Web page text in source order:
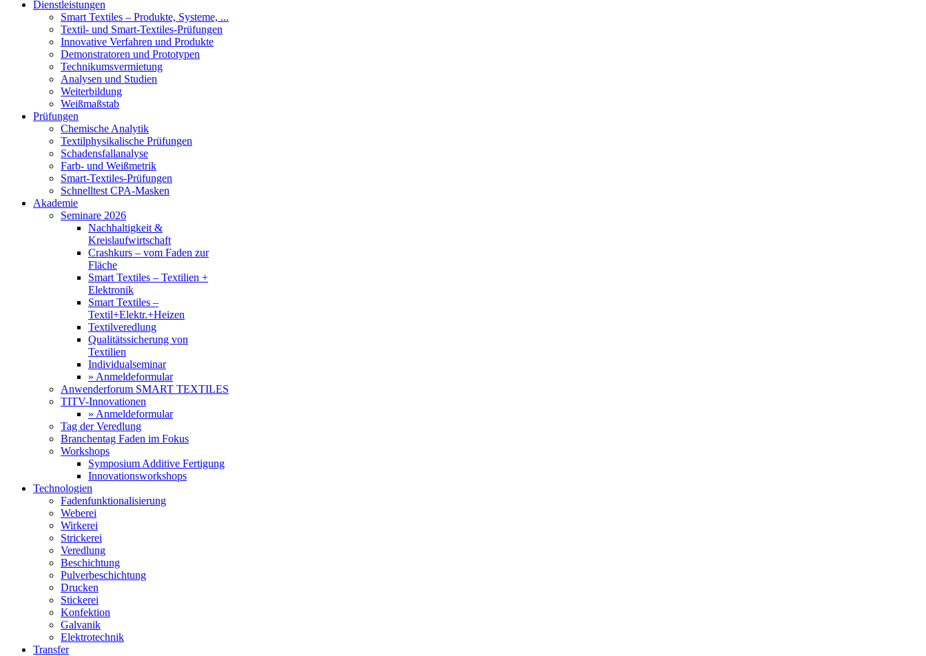
Dienstleistungen
Smart Textiles – Produkte, Systeme, ...
Textil- und Smart-Textiles-Prüfungen
Innovative Verfahren und Produkte
Demonstratoren und Prototypen
Technikumsvermietung
Analysen und Studien
Weiterbildung
Weißmaßstab
Prüfungen
Chemische Analytik
Textilphysikalische Prüfungen
Schadensfallanalyse
Farb- und Weißmetrik
Smart-Textiles-Prüfungen
Schnelltest CPA-Masken
Akademie
Seminare 2026
Nachhaltigkeit &
Kreislaufwirtschaft
Crashkurs – vom Faden zur
Fläche
Smart Textiles – Textilien +
Elektronik
Smart Textiles –
Textil+Elektr.+Heizen
Textilveredlung
Qualitätssicherung von
Textilien
Individualseminar
» Anmeldeformular
Anwenderforum SMART TEXTILES
TITV-Innovationen
» Anmeldeformular
Tag der Veredlung
Branchentag Faden im Fokus
Workshops
Symposium Additive Fertigung
Innovationsworkshops
Technologien
Fadenfunktionalisierung
Weberei
Wirkerei
Strickerei
Veredlung
Beschichtung
Pulverbeschichtung
Drucken
Stickerei
Konfektion
Galvanik
Elektrotechnik
Transfer